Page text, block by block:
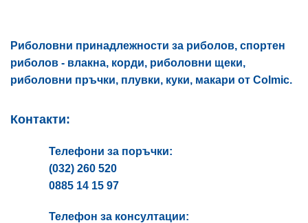
Риболовни принадлежности за риболов, спортен
риболов - влакна, корди, риболовни щеки,
риболовни пръчки, плувки, куки, макари от Colmic.
Контакти:
Телефони за поръчки:
(032) 260 520
0885 14 15 97
Телефон за консултации: